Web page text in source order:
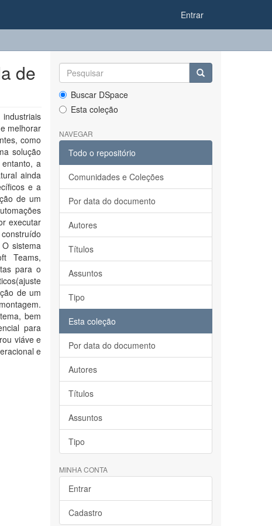
Entrar
de
melhorar
como
solução
a
ainda
e a
de um
executar
sistema
Teams,
para o
de um
bem
para
viáve e
e
Buscar DSpace
Esta coleção
NAVEGAR
Todo o repositório
Comunidades e Coleções
Por data do documento
Autores
Títulos
Assuntos
Tipo
Esta coleção
Por data do documento
Autores
Títulos
Assuntos
Tipo
MINHA CONTA
Entrar
Cadastro